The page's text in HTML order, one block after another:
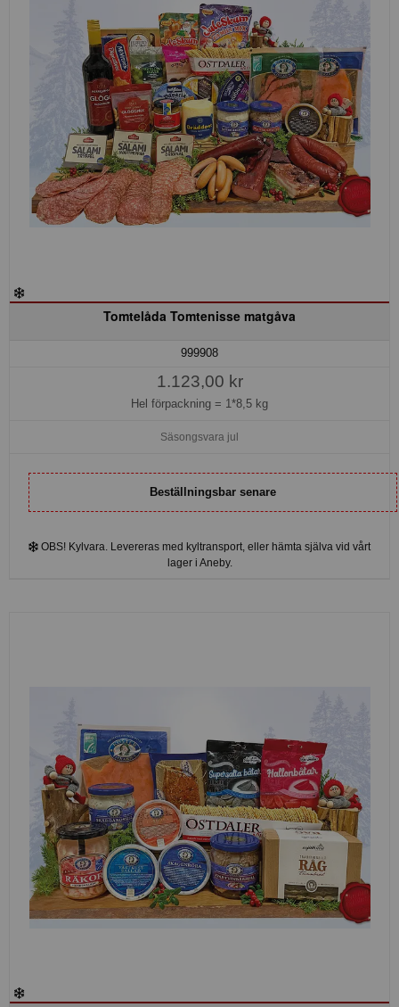
Tomtelåda Tomtenisse matgåva
999908
1.123,00 kr
Hel förpackning = 1*8,5 kg
Säsongsvara jul
Beställningsbar senare
OBS! Kylvara. Levereras med kyltransport, eller hämta själva vid vårt
lager i Aneby.